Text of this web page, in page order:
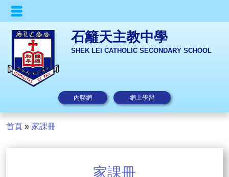
石籬天主教中學
SHEK LEI CATHOLIC SECONDARY SCHOOL
內聯網 網上學習
首頁 » 家課冊
家課冊